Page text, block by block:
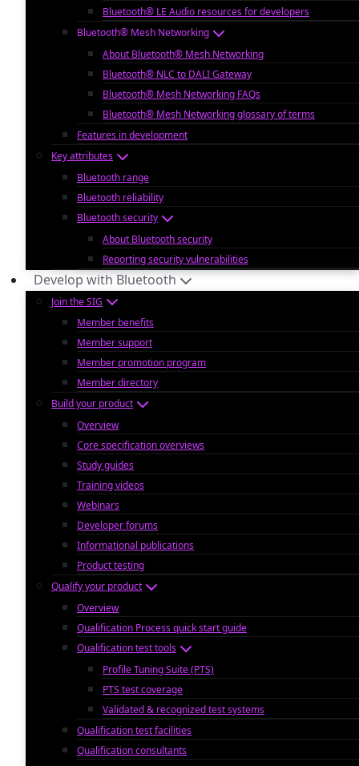
Bluetooth® LE Audio resources for developers
Bluetooth® Mesh Networking
About Bluetooth® Mesh Networking
Bluetooth® NLC to DALI Gateway
Bluetooth® Mesh Networking FAQs
Bluetooth® Mesh Networking glossary of terms
Features in development
Key attributes
Bluetooth range
Bluetooth reliability
Bluetooth security
About Bluetooth security
Reporting security vulnerabilities
Develop with Bluetooth
Join the SIG
Member benefits
Member support
Member promotion program
Member directory
Build your product
Overview
Core specification overviews
Study guides
Training videos
Webinars
Developer forums
Informational publications
Product testing
Qualify your product
Overview
Qualification Process quick start guide
Qualification test tools
Profile Tuning Suite (PTS)
PTS test coverage
Validated & recognized test systems
Qualification test facilities
Qualification consultants